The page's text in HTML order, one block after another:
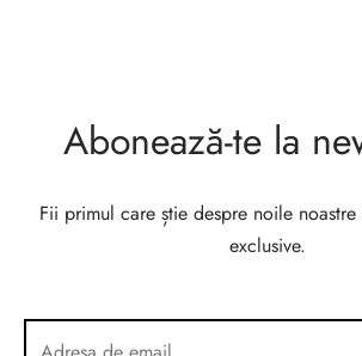
Abonează-te la
Fii primul care știe despre noile
exclusive.